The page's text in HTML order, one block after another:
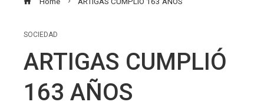
SOCIEDAD
ARTIGAS CUMPLIÓ
163 AÑOS